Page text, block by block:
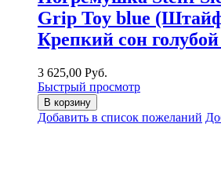
Grip Toy blue
Крепкий сон
3 625,00 Руб.
Быстрый просмотр
В корзину
Добавить в список пожеланий